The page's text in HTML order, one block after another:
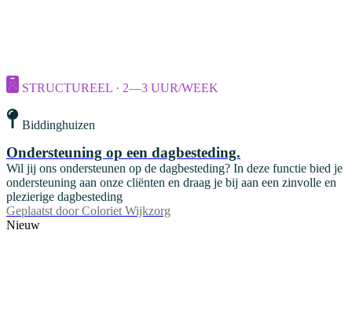
STRUCTUREEL · 2—3 UUR/WEEK
Biddinghuizen
Ondersteuning op een dagbesteding.
Wil jij ons ondersteunen op de dagbesteding? In deze functie bied je
ondersteuning aan onze cliënten en draag je bij aan een zinvolle en
plezierige dagbesteding
Geplaatst door Coloriet Wijkzorg
Nieuw